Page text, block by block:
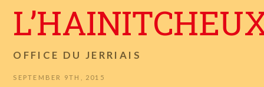
OFFICE DU JERRIAIS
SEPTEMBER 9TH, 2015